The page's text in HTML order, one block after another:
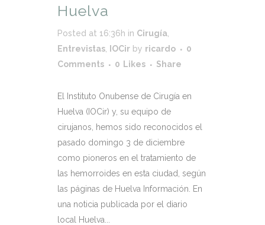
Huelva
Posted at 16:36h in Cirugía
Entrevistas
IOCir by ricardo
0
Comments
0 Likes Share
El Instituto Onubense de Cirugía en
Huelva (IOCir) y, su equipo de
cirujanos, hemos sido reconocidos el
pasado domingo 3 de diciembre
como pioneros en el tratamiento de
las hemorroides en esta ciudad, según
las páginas de Huelva Información. En
una noticia publicada por el diario
local Huelva...